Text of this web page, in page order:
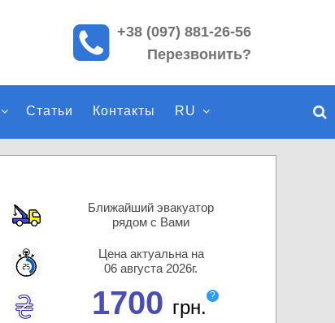
+38 (097) 881-26-56
Перезвонить?
Статьи Контакты RU
Ближайший эвакуатор
рядом с Вами
Цена актуальна на
06 августа 2026г.
1700 грн.
?